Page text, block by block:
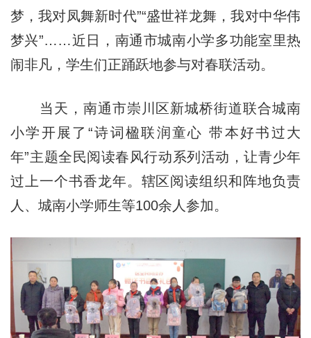
梦，我对凤舞新时代”“盛世祥龙舞，我对中华伟
梦兴”……近日，南通市城南小学多功能室里热
闹非凡，学生们正踊跃地参与对春联活动。
当天，南通市崇川区新城桥街道联合城南
小学开展了“诗词楹联润童心 带本好书过大
年”主题全民阅读春风行动系列活动，让青少年
过上一个书香龙年。辖区阅读组织和阵地负责
人、城南小学师生等100余人参加。